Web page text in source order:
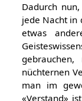
Dadurch
jede Nacht in
etwas
nüchternen
man im
«Verstand»